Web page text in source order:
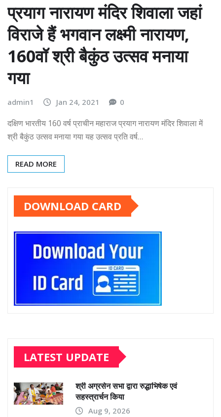
प्रयाग नारायण मंदिर शिवाला जहां
विराजे हैं भगवान लक्ष्मी नारायण,
160वॉ श्री बैकुंठ उत्सव मनाया
गया
admin1 Jan 24, 2021 0
दक्षिण भारतीय 160 वर्ष प्राचीन महाराज प्रयाग नारायण मंदिर शिवाला में
श्री बैकुंठ उत्सव मनाया गया यह उत्सव प्रति वर्ष…
READ MORE
DOWNLOAD CARD
LATEST UPDATE
श्री अग्रसेन सभा द्वारा रुद्धाभिषेक एवं
सहस्त्रार्चन किया
Aug 9, 2026